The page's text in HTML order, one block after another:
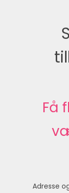
Få
Adresse